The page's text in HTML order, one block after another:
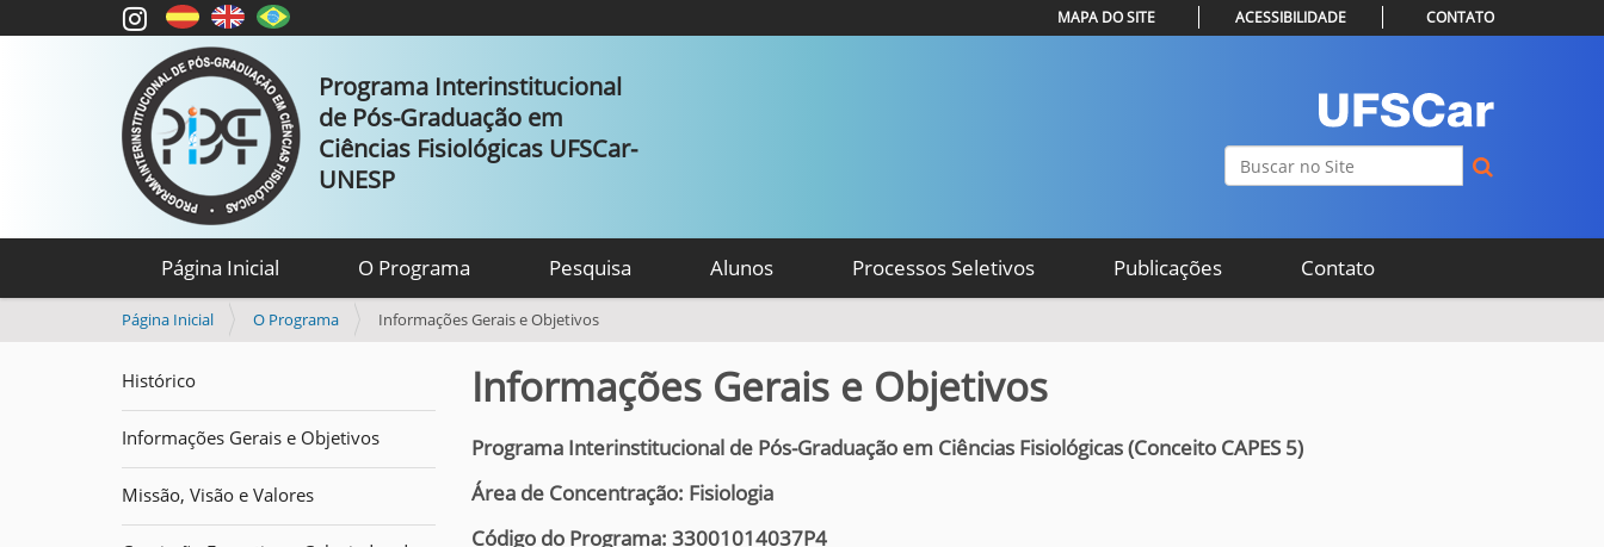
Programa Interinstitucional
de Pós-Graduação em
Ciências Fisiológicas UFSCar-
UNESP
Busca
MAPA DO SITE ACESSIBILIDADE CONTATO
Página Inicial O Programa Pesquisa Alunos Processos Seletivos Publicações Contato
V
ê
e
s
t
á
Página Inicial O Programa Informações Gerais e Objetivos
Histórico
Informações Gerais e Objetivos
Missão, Visão e Valores
Informações Gerais e Objetivos
Programa Interinstitucional de Pós-Graduação em Ciências Fisiológicas (Conceito CAPES 5)
Área de Concentração: Fisiologia
Código do Programa: 33001014037P4